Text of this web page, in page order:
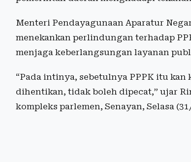
Menteri Pendayagunaan Aparatur
menekankan perlindungan terhadap
menjaga keberlangsungan layanan
“Pada intinya, sebetulnya PPPK itu
dihentikan, tidak boleh dipecat,” ujar
kompleks parlemen, Senayan, Selasa